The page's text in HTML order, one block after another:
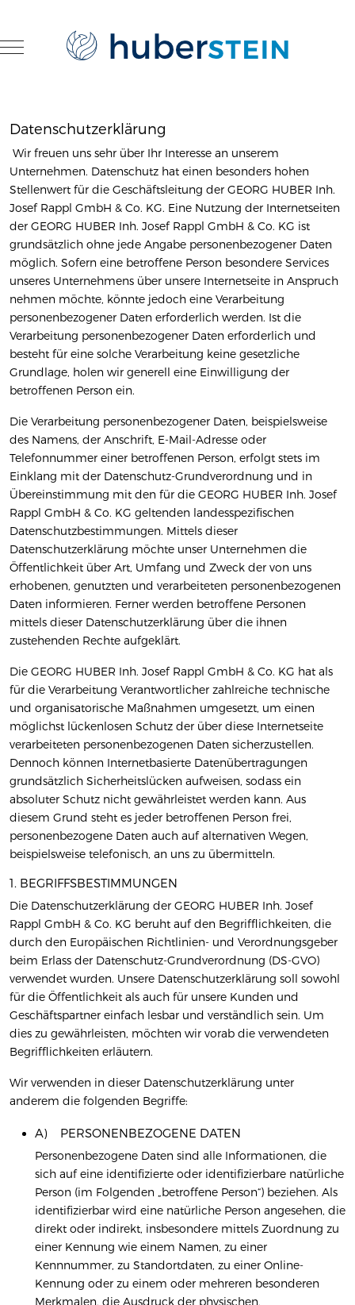
Mobile Menu Toggle
Datenschutzerklärung
Wir freuen uns sehr über Ihr Interesse an unserem
Unternehmen. Datenschutz hat einen besonders hohen
Stellenwert für die Geschäftsleitung der GEORG HUBER Inh.
Josef Rappl GmbH & Co. KG. Eine Nutzung der Internetseiten
der GEORG HUBER Inh. Josef Rappl GmbH & Co. KG ist
grundsätzlich ohne jede Angabe personenbezogener Daten
möglich. Sofern eine betroffene Person besondere Services
unseres Unternehmens über unsere Internetseite in Anspruch
nehmen möchte, könnte jedoch eine Verarbeitung
personenbezogener Daten erforderlich werden. Ist die
Verarbeitung personenbezogener Daten erforderlich und
besteht für eine solche Verarbeitung keine gesetzliche
Grundlage, holen wir generell eine Einwilligung der
betroffenen Person ein.
Die Verarbeitung personenbezogener Daten, beispielsweise
des Namens, der Anschrift, E-Mail-Adresse oder
Telefonnummer einer betroffenen Person, erfolgt stets im
Einklang mit der Datenschutz-Grundverordnung und in
Übereinstimmung mit den für die GEORG HUBER Inh. Josef
Rappl GmbH & Co. KG geltenden landesspezifischen
Datenschutzbestimmungen. Mittels dieser
Datenschutzerklärung möchte unser Unternehmen die
Öffentlichkeit über Art, Umfang und Zweck der von uns
erhobenen, genutzten und verarbeiteten personenbezogenen
Daten informieren. Ferner werden betroffene Personen
mittels dieser Datenschutzerklärung über die ihnen
zustehenden Rechte aufgeklärt.
Die GEORG HUBER Inh. Josef Rappl GmbH & Co. KG hat als
für die Verarbeitung Verantwortlicher zahlreiche technische
und organisatorische Maßnahmen umgesetzt, um einen
möglichst lückenlosen Schutz der über diese Internetseite
verarbeiteten personenbezogenen Daten sicherzustellen.
Dennoch können Internetbasierte Datenübertragungen
grundsätzlich Sicherheitslücken aufweisen, sodass ein
absoluter Schutz nicht gewährleistet werden kann. Aus
diesem Grund steht es jeder betroffenen Person frei,
personenbezogene Daten auch auf alternativen Wegen,
beispielsweise telefonisch, an uns zu übermitteln.
1. BEGRIFFSBESTIMMUNGEN
Die Datenschutzerklärung der GEORG HUBER Inh. Josef
Rappl GmbH & Co. KG beruht auf den Begrifflichkeiten, die
durch den Europäischen Richtlinien- und Verordnungsgeber
beim Erlass der Datenschutz-Grundverordnung (DS-GVO)
verwendet wurden. Unsere Datenschutzerklärung soll sowohl
für die Öffentlichkeit als auch für unsere Kunden und
Geschäftspartner einfach lesbar und verständlich sein. Um
dies zu gewährleisten, möchten wir vorab die verwendeten
Begrifflichkeiten erläutern.
Wir verwenden in dieser Datenschutzerklärung unter
anderem die folgenden Begriffe:
A) PERSONENBEZOGENE DATEN
Personenbezogene Daten sind alle Informationen, die
sich auf eine identifizierte oder identifizierbare natürliche
Person (im Folgenden „betroffene Person“) beziehen. Als
identifizierbar wird eine natürliche Person angesehen, die
direkt oder indirekt, insbesondere mittels Zuordnung zu
einer Kennung wie einem Namen, zu einer
Kennnummer, zu Standortdaten, zu einer Online-
Kennung oder zu einem oder mehreren besonderen
Merkmalen, die Ausdruck der physischen,